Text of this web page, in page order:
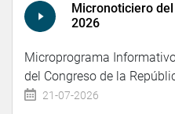
Micronoticiero
2026
Microprograma
del Congreso de la
21-07-2026